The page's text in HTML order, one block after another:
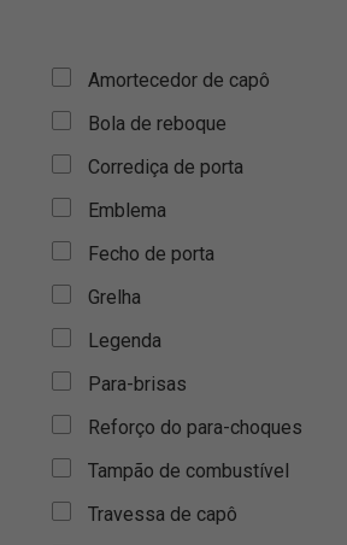
Amortecedor de capô
Bola de reboque
Corrediça de porta
Emblema
Fecho de porta
Grelha
Legenda
Para-brisas
Reforço do para-choques
Tampão de combustível
Travessa de capô